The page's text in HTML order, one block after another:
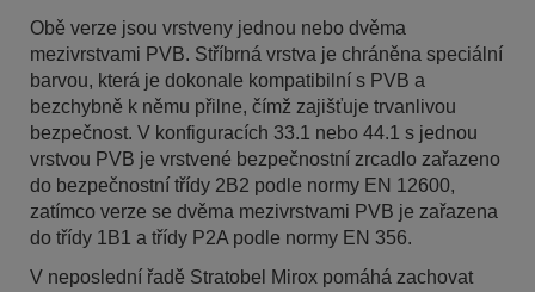
Obě verze jsou vrstveny jednou nebo dvěma
mezivrstvami PVB. Stříbrná vrstva je chráněna speciální
barvou, která je dokonale kompatibilní s PVB a
bezchybně k němu přilne, čímž zajišťuje trvanlivou
bezpečnost. V konfiguracích 33.1 nebo 44.1 s jednou
vrstvou PVB je vrstvené bezpečnostní zrcadlo zařazeno
do bezpečnostní třídy 2B2 podle normy EN 12600,
zatímco verze se dvěma mezivrstvami PVB je zařazena
do třídy 1B1 a třídy P2A podle normy EN 356.
V neposlední řadě Stratobel Mirox pomáhá zachovat